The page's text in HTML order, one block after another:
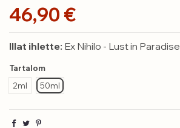
46,90 €
Illat ihlette: Ex Nihilo - Lust in Paradise
Tartalom
2ml
50ml